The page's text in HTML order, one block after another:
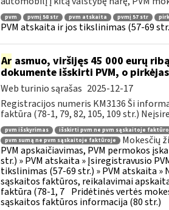
pvm pvmį 58 str pvm atskaita pvmį 57 str
PVM atskaita ir jos tikslinimas (57-69
Arasmuo, viršijęs 45 000 eurų
dokumente išskirti PVM, o
Web turinio sąrašas 2025-12-17
Registracijos numeris KM3136 Ši
faktūra (78-1, 79, 82, 105, 109 str.)
pvm išskyrimas išskirti pvm ne pvm sąskaitoje
pvm sumą ne pvm sąskaitoje faktūroje
Mokesčių
PVM apskaičiavimas, PVM permokos
str.) » PVM atskaita » Įsiregistravusio
tikslinimas (57-69 str.) » PVM atskaita
sąskaitos faktūros, reikalavimai
faktūra (78-1, 7 Pridėtinės vertės
sąskaitos faktūros informacija (80 str.)